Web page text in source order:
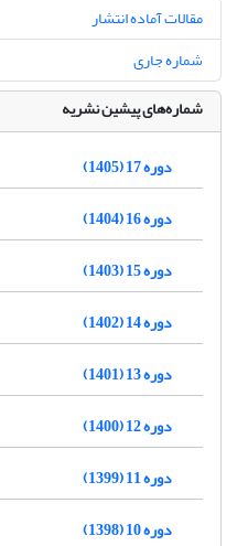
مقالات آماده انتشار
شماره جاری
شماره‌های پیشین نشریه
دوره 17 (1405)
دوره 16 (1404)
دوره 15 (1403)
دوره 14 (1402)
دوره 13 (1401)
دوره 12 (1400)
دوره 11 (1399)
دوره 10 (1398)